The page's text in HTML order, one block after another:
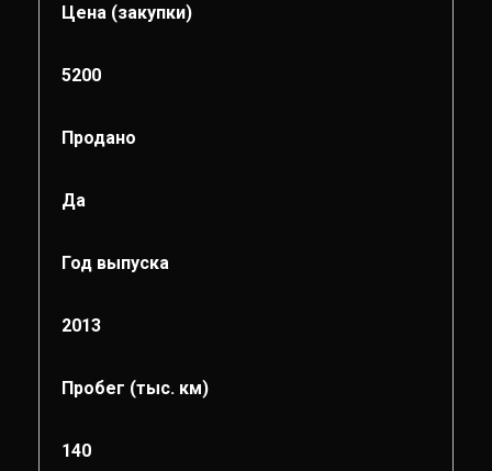
Цена (закупки)
5200
Продано
Да
Год выпуска
2013
Пробег (тыс. км)
140